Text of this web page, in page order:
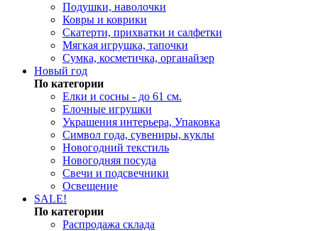
Подушки, наволочки
Ковры и коврики
Скатерти, прихватки и салфетки
Мягкая игрушка, тапочки
Сумка, косметичка, органайзер
Новый год
По категории
Елки и сосны - до 61 см.
Елочные игрушки
Украшения интерьера, Упаковка
Символ года, сувениры, куклы
Новогодний текстиль
Новогодняя посуда
Свечи и подсвечники
Освещение
SALE!
По категории
Распродажа склада